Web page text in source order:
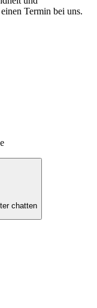
Termin bei uns.
chatten